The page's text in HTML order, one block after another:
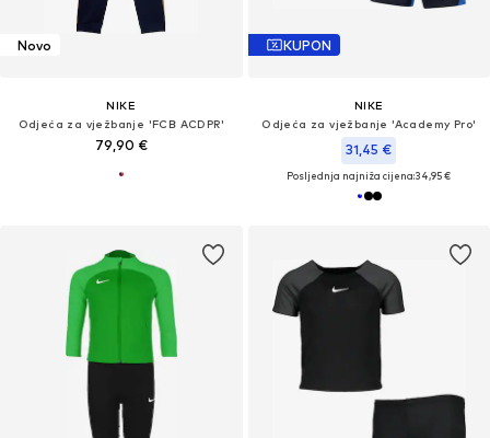
Novo
NIKE
Odjeća za vježbanje 'FCB ACDPR'
79,90 €
KUPON
NIKE
Odjeća za vježbanje 'Academy Pro'
31,45 €
Posljednja najniža cijena:34,95 €